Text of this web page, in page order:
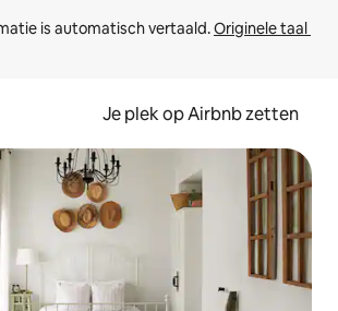
is automatisch vertaald. Originele taal
Je plek op Airbnb zetten